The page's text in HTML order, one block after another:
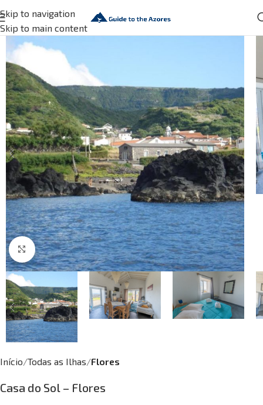
Skip to navigation
Skip to main content
Click to enlarge
Início Todas as Ilhas Flores
Casa do Sol – Flores